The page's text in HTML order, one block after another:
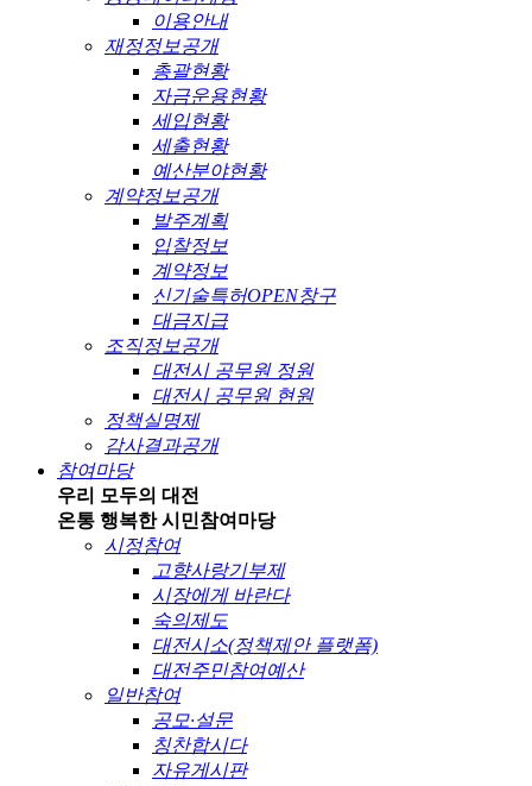
이용안내
재정정보공개
총괄현황
자금운용현황
세입현황
세출현황
예산분야현황
계약정보공개
발주계획
입찰정보
계약정보
신기술특허OPEN창구
대금지급
조직정보공개
대전시 공무원 정원
대전시 공무원 현원
정책실명제
감사결과공개
참여마당
우리 모두의 대전
온통 행복한 시민참여마당
시정참여
고향사랑기부제
시장에게 바란다
숙의제도
대전시소(정책제안 플랫폼)
대전주민참여예산
일반참여
공모·설문
칭찬합시다
자유게시판